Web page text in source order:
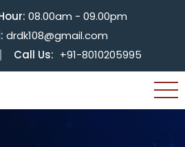
08.00am - 09.00pm
drdk108@gmail.com
Call Us: +91-8010205995